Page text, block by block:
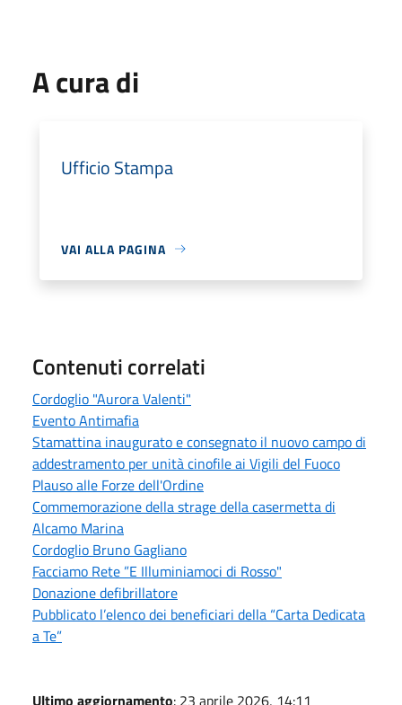
A cura di
Ufficio Stampa
VAI ALLA PAGINA
Contenuti correlati
Cordoglio "Aurora Valenti"
Evento Antimafia
Stamattina inaugurato e consegnato il nuovo campo di
addestramento per unità cinofile ai Vigili del Fuoco
Plauso alle Forze dell'Ordine
Commemorazione della strage della casermetta di
Alcamo Marina
Cordoglio Bruno Gagliano
Facciamo Rete ”E Illuminiamoci di Rosso"
Donazione defibrillatore
Pubblicato l’elenco dei beneficiari della “Carta Dedicata
a Te”
Ultimo aggiornamento: 23 aprile 2026, 14:11